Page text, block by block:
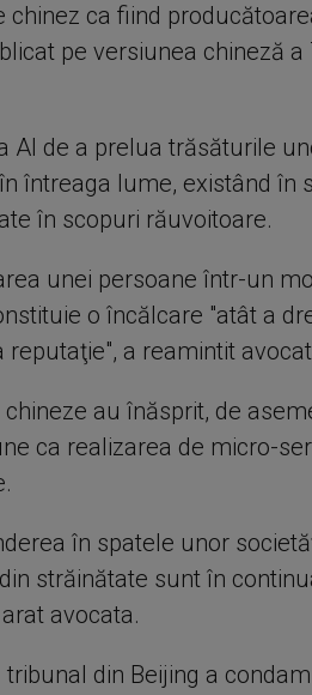
chinez ca fiind
pe versiunea chineză
AI de a prelua trăsăturile
întreaga lume, existând în
în scopuri răuvoitoare.
unei persoane într-un
o încălcare "atât a
a reamintit
au înăsprit, de
ca realizarea de micro-
în spatele unor
străinătate sunt în
avocata.
tribunal din Beijing a